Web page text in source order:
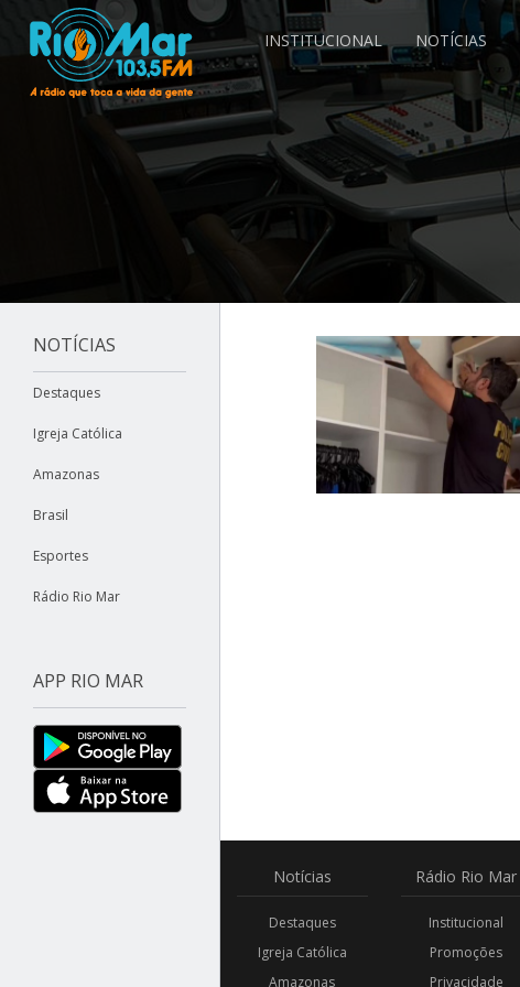
INSTITUCIONAL NOTÍCIAS
NOTÍCIAS
Destaques
Igreja Católica
Amazonas
Brasil
Esportes
Rádio Rio Mar
APP RIO MAR
Notícias
Destaques
Igreja Católica
Amazonas
Rádio Rio Mar
Institucional
Promoções
Privacidade